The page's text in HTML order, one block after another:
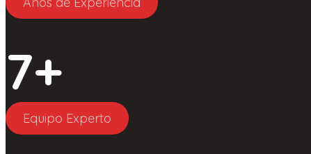
7+
Equipo Experto